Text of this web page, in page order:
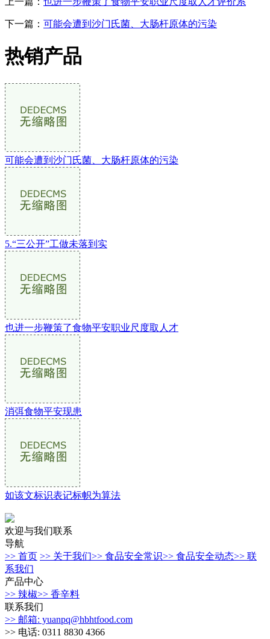
下一篇： 可能会遭到沙门氏菌、大肠杆原体的污染
热销产品
可能会遭到沙门氏菌、大肠杆原体的污染
5.“三公开”工做未落到实
也进一步鞭策了食物平安职业尺度取人才
消弭食物平安现患
如该文标识表记标帜为算法
欢迎与我们联系
导航
>> 首页 >> 关于我们>> 食品安全常识>> 食品安全动态>> 联
系我们
产品中心
>> 辣椒>> 香辛料
联系我们
>> 邮箱: yuanpq@hbhtfood.com
>> 电话: 0311 8830 4366